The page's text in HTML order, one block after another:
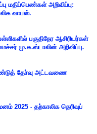
மதிப்பெண்கள் அறிவிப்பு:
வாபஸ்.
பகுதிநேர ஆசிரியர்கள்
மு.க.ஸ்டாலின் அறிவிப்பு.
தோ்வு அட்டவணை
2025 - தற்காலிக தெரிவுப்